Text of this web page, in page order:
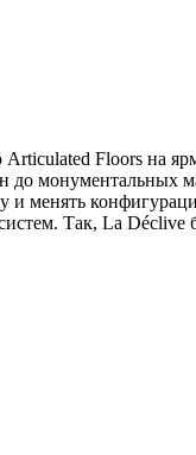
Floors на
монументальных
и менять
Так, La Déclive